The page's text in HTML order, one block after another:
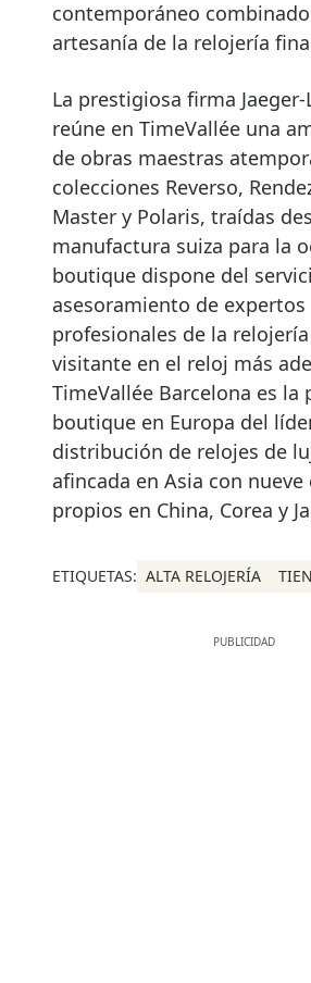
contemporáneo
artesanía de la relojería
La prestigiosa firma
reúne en TimeVallée una
de obras maestras
colecciones Reverso,
Master y Polaris, traídas
manufactura suiza para la
boutique dispone del
asesoramiento de expertos
profesionales de la
visitante en el reloj más
TimeVallée Barcelona es la
boutique en Europa del
distribución de relojes de
afincada en Asia con nueve
propios en China, Corea y
ETIQUETAS: ALTA RELOJERÍA